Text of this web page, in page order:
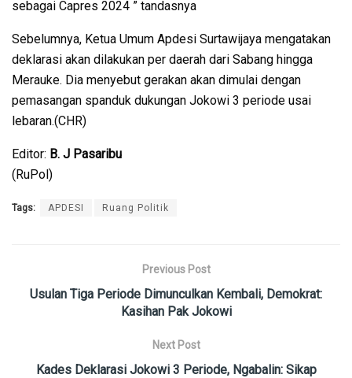
sebagai Capres 2024 ” tandasnya
Sebelumnya, Ketua Umum Apdesi Surtawijaya mengatakan
deklarasi akan dilakukan per daerah dari Sabang hingga
Merauke. Dia menyebut gerakan akan dimulai dengan
pemasangan spanduk dukungan Jokowi 3 periode usai
lebaran.(CHR)
Editor: B. J Pasaribu
(RuPol)
Tags: APDESI Ruang Politik
Previous Post
Usulan Tiga Periode Dimunculkan Kembali, Demokrat:
Kasihan Pak Jokowi
Next Post
Kades Deklarasi Jokowi 3 Periode, Ngabalin: Sikap